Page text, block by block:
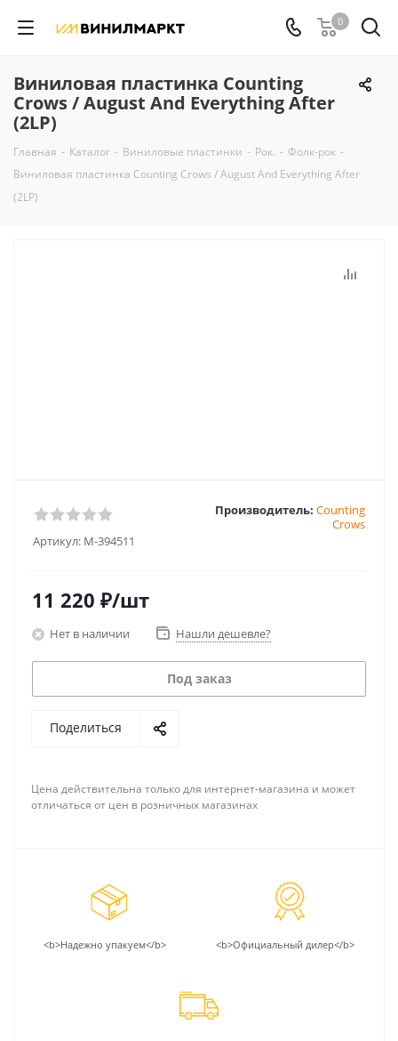
0
Виниловая пластинка Counting
Crows / August And Everything After
(2LP)
Главная - Каталог - Виниловые пластинки - Рок. - Фолк-рок -
Виниловая пластинка Counting Crows / August And Everything After
(2LP)
Артикул: M-394511
Производитель: Counting
Crows
11 220 ₽/шт
Нет в наличии Нашли дешевле?
Под заказ
Поделиться
Цена действительна только для интернет-магазина и может
отличаться от цен в розничных магазинах
<b>Надежно упакуем</b> <b>Официальный дилер</b>